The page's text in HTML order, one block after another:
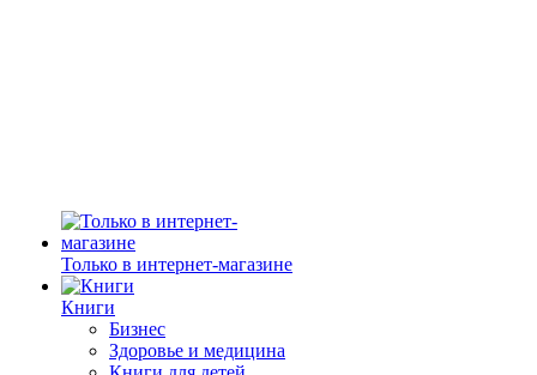
Только в интернет-магазине
Книги
Бизнес
Здоровье и медицина